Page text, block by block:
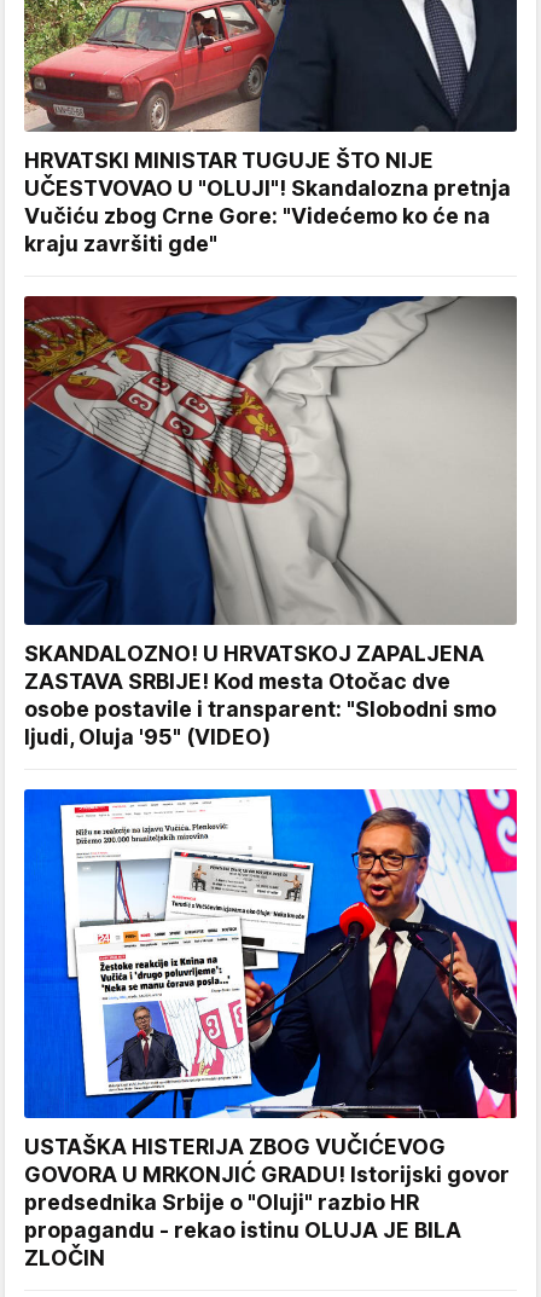
HRVATSKI MINISTAR TUGUJE ŠTO NIJE
UČESTVOVAO U "OLUJI"! Skandalozna pretnja
Vučiću zbog Crne Gore: "Videćemo ko će na
kraju završiti gde"
SKANDALOZNO! U HRVATSKOJ ZAPALJENA
ZASTAVA SRBIJE! Kod mesta Otočac dve
osobe postavile i transparent: "Slobodni smo
ljudi, Oluja '95" (VIDEO)
USTAŠKA HISTERIJA ZBOG VUČIĆEVOG
GOVORA U MRKONJIĆ GRADU! Istorijski govor
predsednika Srbije o "Oluji" razbio HR
propagandu - rekao istinu OLUJA JE BILA
ZLOČIN